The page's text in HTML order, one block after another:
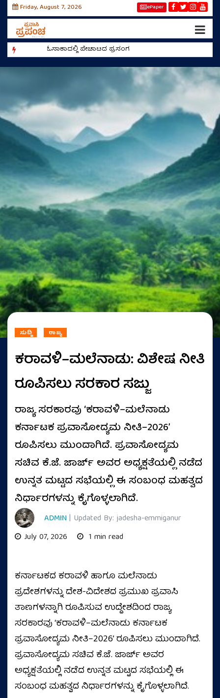
Friday, August 7, 2026 ePaper
ಓಸಾಕಾದಲ್ಲಿ ಪೇಚಾಟದ ಪ್ರಸಂಗ
ಸುದ್ದಿ ರಾಜ್ಯ
ಕರಾವಳಿ–ಮಲೆನಾಡು: ವಿಶೇಷ ನೀತಿ
ರೂಪಿಸಲು ಸರಕಾರ ಸಜ್ಜು
ರಾಜ್ಯ ಸರಕಾರವು ‘ಕರಾವಳಿ–ಮಲೆನಾಡು
ಕರ್ನಾಟಕ ಪ್ರವಾಸೋದ್ಯಮ ನೀತಿ–2026’
ರೂಪಿಸಲು ಮುಂದಾಗಿದೆ. ಪ್ರವಾಸೋದ್ಯಮ
ಸಚಿವ ಕೆ.ಜೆ. ಜಾರ್ಜ್ ಅವರ ಅಧ್ಯಕ್ಷತೆಯಲ್ಲಿ ನಡೆದ
ಉನ್ನತ ಮಟ್ಟದ ಸಭೆಯಲ್ಲಿ ಈ ಸಂಬಂಧ ಮಹತ್ವದ
ನಿರ್ಧಾರಗಳನ್ನು ಕೈಗೊಳ್ಳಲಾಗಿದೆ.
ADMIN | Updated By: jadesha-emmiganur
July 07, 2026
1 min read
ಕರ್ನಾಟಕದ ಕರಾವಳಿ ಹಾಗೂ ಮಲೆನಾಡು
ಪ್ರದೇಶಗಳನ್ನು ದೇಶ-ವಿದೇಶದ ಪ್ರಮುಖ ಪ್ರವಾಸಿ
ತಾಣಗಳನ್ನಾಗಿ ರೂಪಿಸುವ ಉದ್ದೇಶದಿಂದ ರಾಜ್ಯ
ಸರಕಾರವು ‘ಕರಾವಳಿ–ಮಲೆನಾಡು ಕರ್ನಾಟಕ
ಪ್ರವಾಸೋದ್ಯಮ ನೀತಿ–2026’ ರೂಪಿಸಲು ಮುಂದಾಗಿದೆ.
ಪ್ರವಾಸೋದ್ಯಮ ಸಚಿವ ಕೆ.ಜೆ. ಜಾರ್ಜ್ ಅವರ
ಅಧ್ಯಕ್ಷತೆಯಲ್ಲಿ ನಡೆದ ಉನ್ನತ ಮಟ್ಟದ ಸಭೆಯಲ್ಲಿ ಈ
ಸಂಬಂಧ ಮಹತ್ವದ ನಿರ್ಧಾರಗಳನ್ನು ಕೈಗೊಳ್ಳಲಾಗಿದೆ.